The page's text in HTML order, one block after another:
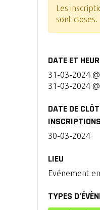
Les
sont closes.
DATE ET
31-03-2024
31-03-2024
DATE DE
INSCRIPTIONS
30-03-2024
LIEU
Evénement
TYPES